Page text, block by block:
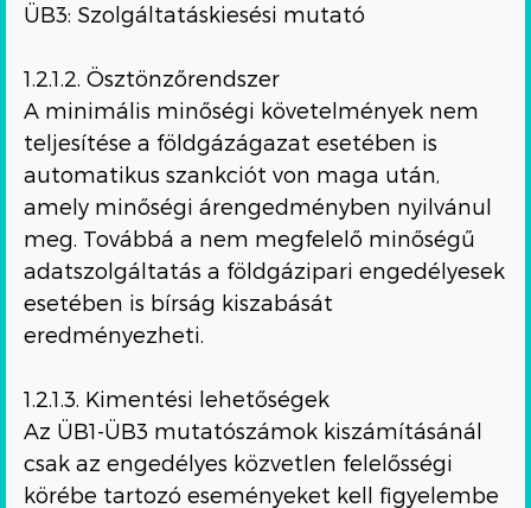
ÜB3: Szolgáltatáskiesési mutató
1.2.1.2. Ösztönzőrendszer
A minimális minőségi követelmények nem
teljesítése a földgázágazat esetében is
automatikus szankciót von maga után,
amely minőségi árengedményben nyilvánul
meg. Továbbá a nem megfelelő minőségű
adatszolgáltatás a földgázipari engedélyesek
esetében is bírság kiszabását
eredményezheti.
1.2.1.3. Kimentési lehetőségek
Az ÜB1-ÜB3 mutatószámok kiszámításánál
csak az engedélyes közvetlen felelősségi
körébe tartozó eseményeket kell figyelembe